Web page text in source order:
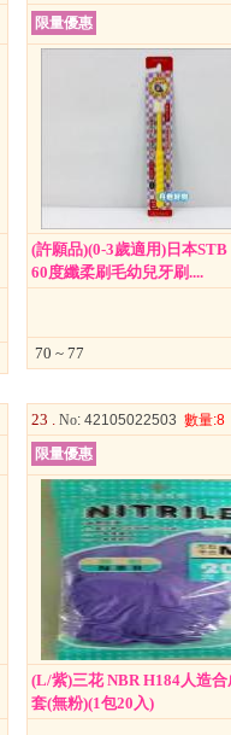
限量優惠
(許願品)(0-3歲適用)日本STB
60度纖柔刷毛幼兒牙刷....
70 ~ 77
23 . No: 42105022503 數量:8
限量優惠
(L/紫)三花 NBR H184人造合
套(無粉)(1包20入)